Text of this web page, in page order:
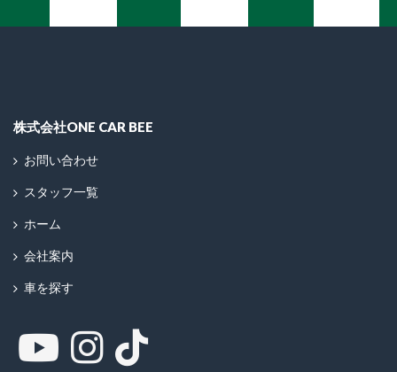
株式会社ONE CAR BEE
お問い合わせ
スタッフ一覧
ホーム
会社案内
車を探す